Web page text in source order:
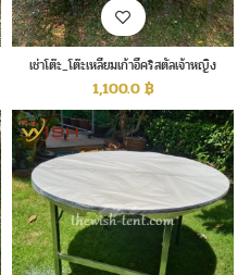
เช่าโต๊ะ_โต๊ะเหลี่ยมเก้าอี้คริสตัลเจ้าหญิง
1,100.0฿